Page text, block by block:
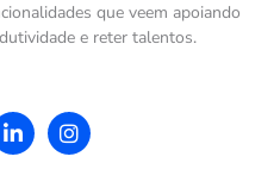
que veem apoiando
e reter talentos.